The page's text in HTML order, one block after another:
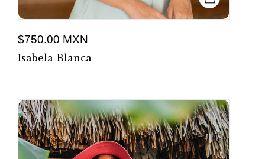
$750.00 MXN
Isabela Blanca